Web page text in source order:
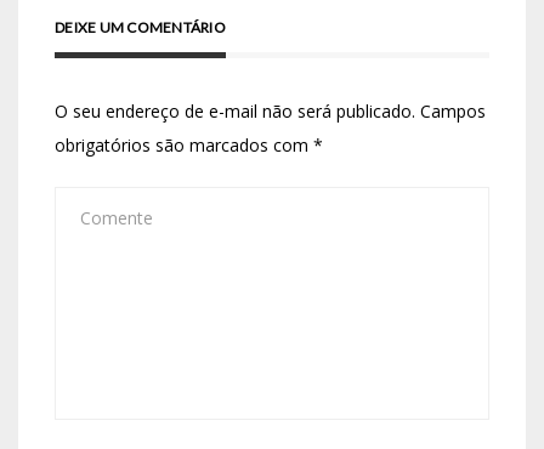
DEIXE UM COMENTÁRIO
O seu endereço de e-mail não será publicado. Campos
obrigatórios são marcados com *